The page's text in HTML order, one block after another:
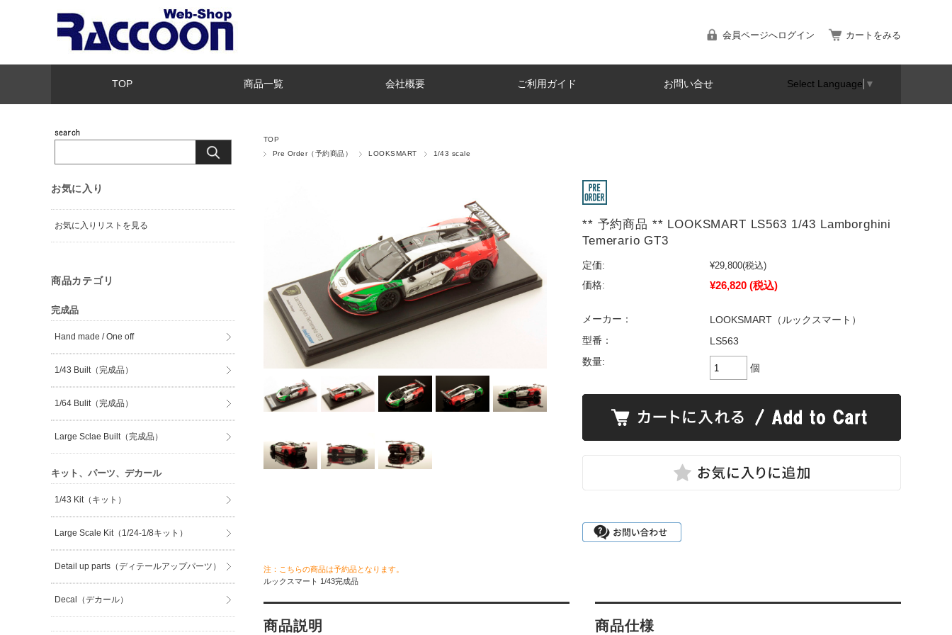
会員ページへログイン カートをみる
TOP 商品一覧 会社概要 ご利用ガイド お問い合せ Select Language ▼
TOP
Pre Order（予約商品）
LOOKSMART 1/43 scale
** 予約商品 ** LOOKSMART LS563 1/43 Lamborghini
Temerario GT3
定価: ¥29,800(税込)
価格:
¥26,820 (税込)
メーカー：
LOOKSMART（ルックスマート）
型番：
LS563
数量:
個
注：こちらの商品は予約品となります。
ルックスマート 1/43完成品
商品説明 商品仕様
お気に入り
お気に入りリストを見る
商品カテゴリ
完成品
Hand made / One off
1/43 Built（完成品）
1/64 Bulit（完成品）
Large Sclae Built（完成品）
キット、パーツ、デカール
1/43 Kit（キット）
Large Scale Kit（1/24-1/8キット）
Detail up parts（ディテールアップパーツ）
Decal（デカール）